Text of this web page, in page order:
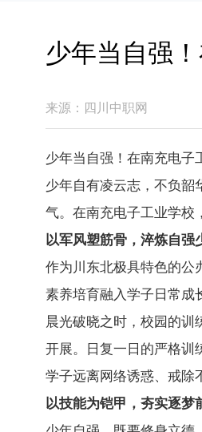
少年当自强
来源： 四川中职网
少年当自强！在南充电子
少年自有凌云志，不负韶
气。在南充电子工业学校
以军风塑筋骨，淬炼自强
作为川东北极具特色的公
素养培育融入学子日常成
晨光破晓之时，校园的
开展。日复一日的严格训
学子远离网络诱惑、戒除
以技能为铠甲，夯实逐梦